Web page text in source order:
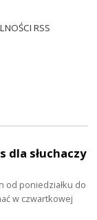
RSS
dla słuchaczy
od poniedziałku do
w czwartkowej